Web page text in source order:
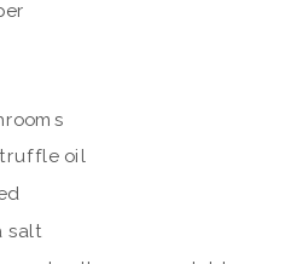
oil
salt